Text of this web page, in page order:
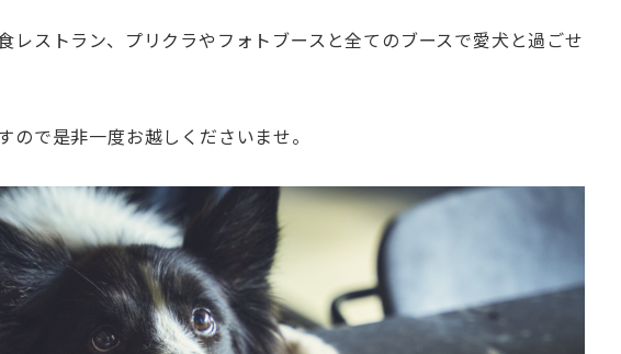
レストラン、プリクラやフォトブースと全てのブースで愛犬と過ごせ
で是非一度お越しくださいませ。